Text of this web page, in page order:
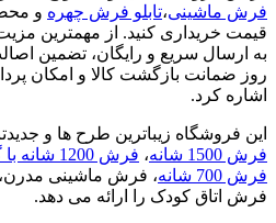
فرش ماشینی،تابلو فرش چهره و
قیمت خریداری کنید. از مهمترین
روز ضمانت بازگشت کالا و امکان
اشاره کرد.
این فروشگاه زیباترین طرح ها و
فرش 1500 شانه
، فرش 1200 شانه با گل های برجسته
فرش 700 شانه
، فرش ماشینی مدرن،
فرش اتاق کودک را ارائه می دهد.